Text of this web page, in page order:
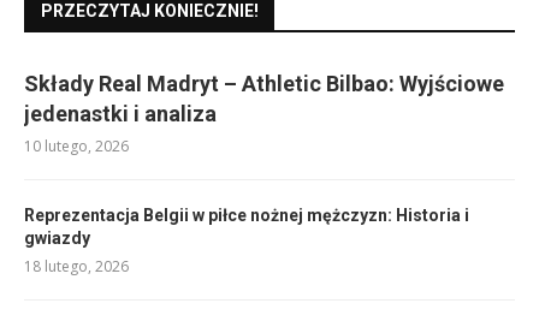
PRZECZYTAJ KONIECZNIE!
Składy Real Madryt – Athletic Bilbao: Wyjściowe
jedenastki i analiza
10 lutego, 2026
Reprezentacja Belgii w piłce nożnej mężczyzn: Historia i
gwiazdy
18 lutego, 2026